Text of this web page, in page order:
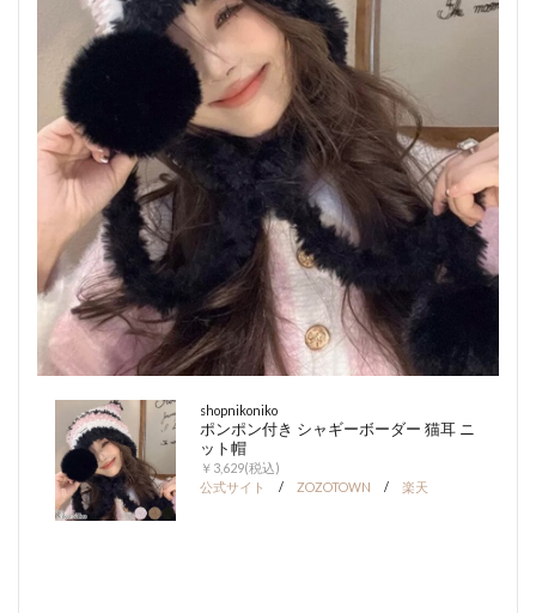
shopnikoniko
ポンポン付き シャギーボーダー 猫耳 ニ
ット帽
￥3,629(税込)
公式サイト
/ ZOZOTOWN / 楽天